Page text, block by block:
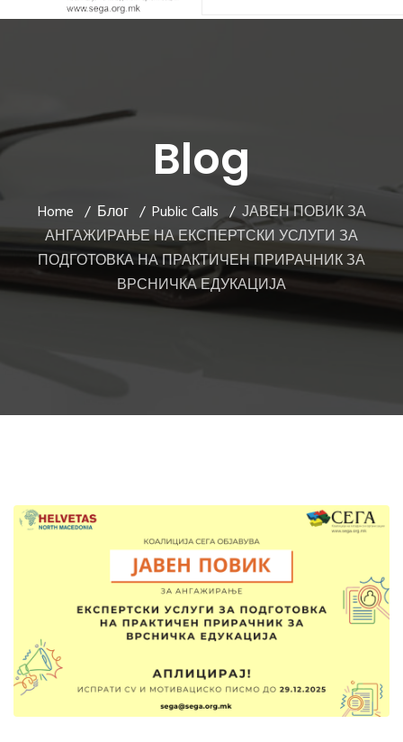
Blog
Home Блог Public Calls
ЈАВЕН ПОВИК ЗА
АНГАЖИРАЊЕ НА ЕКСПЕРТСКИ УСЛУГИ ЗА
ПОДГОТОВКА НА ПРАКТИЧЕН ПРИРАЧНИК ЗА
ВРСНИЧКА ЕДУКАЦИЈА